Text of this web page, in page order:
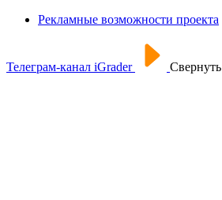
Рекламные возможности проекта
Телеграм-канал iGrader Свернуть